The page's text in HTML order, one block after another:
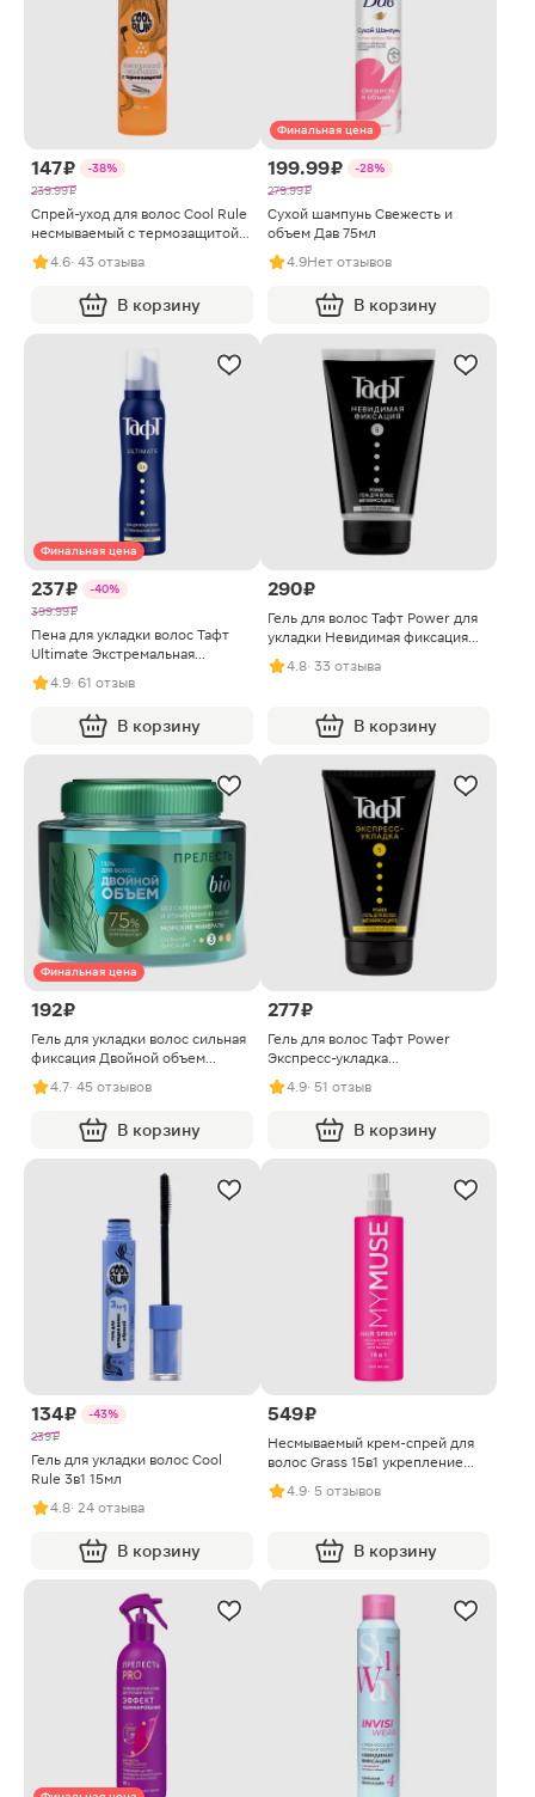
147 ₽
-38%
239.99 ₽
Спрей-уход для волос Cool Rule
несмываемый с термозащитой
150мл
4.6· 43 отзыва
В корзину
Финальная цена
199.99 ₽
-28%
279.99 ₽
Сухой шампунь Свежесть и
объем Дав 75мл
4.9Нет отзывов
В корзину
Финальная цена
237 ₽
-40%
399.99 ₽
Пена для укладки волос Тафт
Ultimate Экстремальная
фиксация 150мл
4.9· 61 отзыв
В корзину
290 ₽
Гель для волос Тафт Power для
укладки Невидимая фиксация
мегафиксация 5 150мл
4.8· 33 отзыва
В корзину
Финальная цена
192 ₽
Гель для укладки волос сильная
фиксация Двойной объем
Прелесть Био 250мл
4.7· 45 отзывов
В корзину
277 ₽
Гель для волос Тафт Power
Экспресс-укладка
Мегафиксация 5 150мл
4.9· 51 отзыв
В корзину
134 ₽
-43%
239 ₽
Гель для укладки волос Cool
Rule 3в1 15мл
4.8· 24 отзыва
В корзину
549 ₽
Несмываемый крем-спрей для
волос Grass 15в1 укрепление
блеск
4.9· 5 отзывов
В корзину